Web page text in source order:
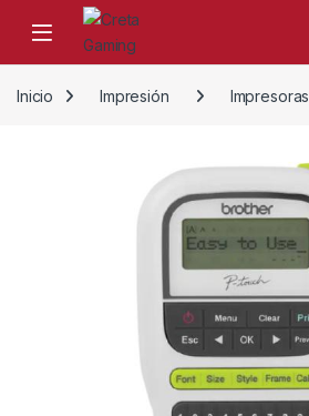
Skip to navigation
Skip to content
Inicio Impresión Impresoras